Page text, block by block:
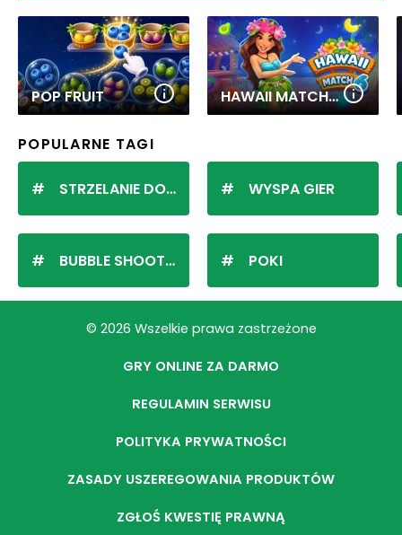
POP FRUIT HAWAII MATCH 6
POPULARNE TAGI
STRZELANIE DO KULEK
BUBBLE SHOOTER
WYSPA GIER
POKI
© 2026 Wszelkie prawa zastrzeżone
GRY ONLINE ZA DARMO
REGULAMIN SERWISU
POLITYKA PRYWATNOŚCI
ZASADY USZEREGOWANIA PRODUKTÓW
ZGŁOŚ KWESTIĘ PRAWNĄ